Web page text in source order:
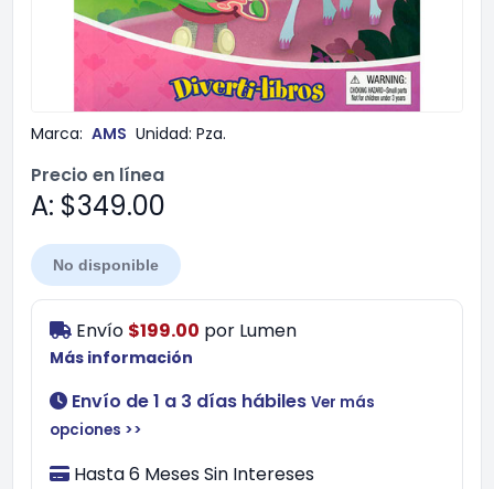
Marca: AMS Unidad: Pza.
Precio en línea
A: $349.00
No disponible
Envío $199.00 por Lumen
Más información
Envío de 1 a 3 días hábiles Ver más
opciones >>
Hasta 6 Meses Sin Intereses